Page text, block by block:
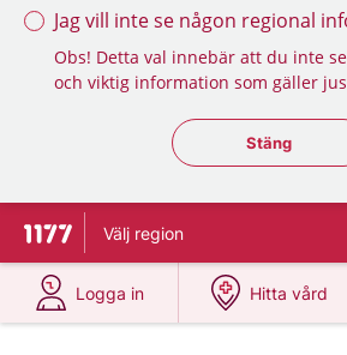
Jag vill inte se någon regional
Obs! Detta val innebär att du inte
och viktig information som gäller
Stäng
Stäng
Till startsidan för 1177
Välj region
Logga in
på 1177.se
Hitta vård
på